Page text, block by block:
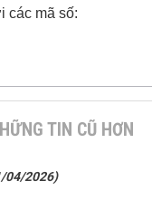
các mã số:
TIN CŨ HƠN
04/2026)